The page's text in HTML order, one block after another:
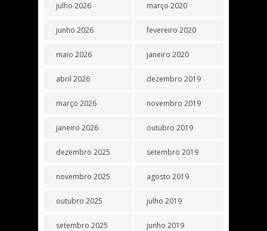
julho 2026
junho 2026
maio 2026
abril 2026
março 2026
janeiro 2026
dezembro 2025
novembro 2025
outubro 2025
setembro 2025
março 2020
fevereiro 2020
janeiro 2020
dezembro 2019
novembro 2019
outubro 2019
setembro 2019
agosto 2019
julho 2019
junho 2019